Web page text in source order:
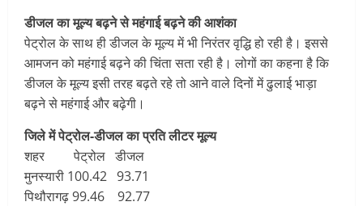
डीजल का मूल्य बढ़ने से महंगाई बढ़ने की आशंका
पेट्रोल के साथ ही डीजल के मूल्य में भी निरंतर वृद्धि हो रही है। इससे
आमजन को महंगाई बढ़ने की चिंता सता रही है। लोगों का कहना है कि
डीजल के मूल्य इसी तरह बढ़ते रहे तो आने वाले दिनों में ढुलाई भाड़ा
बढ़ने से महंगाई और बढ़ेगी।
जिले में पेट्रोल-डीजल का प्रति लीटर मूल्य
शहर पेट्रोल डीजल
मुनस्यारी 100.42 93.71
पिथौरागढ़ 99.46 92.77